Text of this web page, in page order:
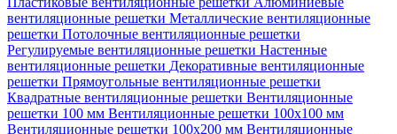
вентиляционные решетки Металлические вентиляционные
решетки Потолочные вентиляционные решетки
Регулируемые вентиляционные решетки Настенные
вентиляционные решетки Декоративные вентиляционные
решетки Прямоугольные вентиляционные решетки
Квадратные вентиляционные решетки Вентиляционные
решетки 100 мм Вентиляционные решетки 100х100 мм
Вентиляционные решетки 100х200 мм Вентиляционные